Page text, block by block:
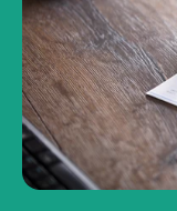
Araç Finansmanı
Konut Finansmanı
Yatırım Fonları